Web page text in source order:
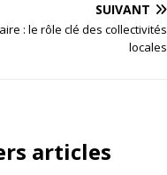
SUIVANT
: le rôle clé des collectivités
locales
articles